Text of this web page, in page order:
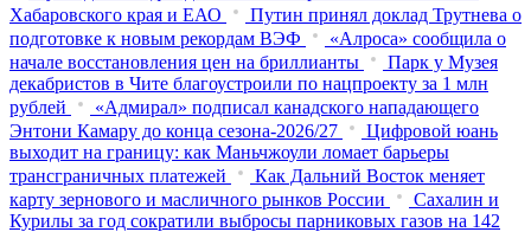
Хабаровского края и ЕАО
Путин принял доклад Трутнева о
подготовке к новым рекордам ВЭФ
«Алроса» сообщила о
начале восстановления цен на бриллианты
Парк у Музея
декабристов в Чите благоустроили по нацпроекту за 1 млн
рублей
«Адмирал» подписал канадского нападающего
Энтони Камару до конца сезона-2026/27
Цифровой юань
выходит на границу: как Маньчжоули ломает барьеры
трансграничных платежей
Как Дальний Восток меняет
карту зернового и масличного рынков России
Сахалин и
Курилы за год сократили выбросы парниковых газов на 142